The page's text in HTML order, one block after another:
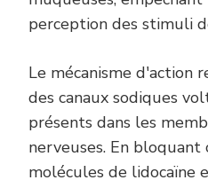
perception des stimuli
Le mécanisme d'action
des canaux sodiques
présents dans les
nerveuses. En bloquant
molécules de lidocaïne